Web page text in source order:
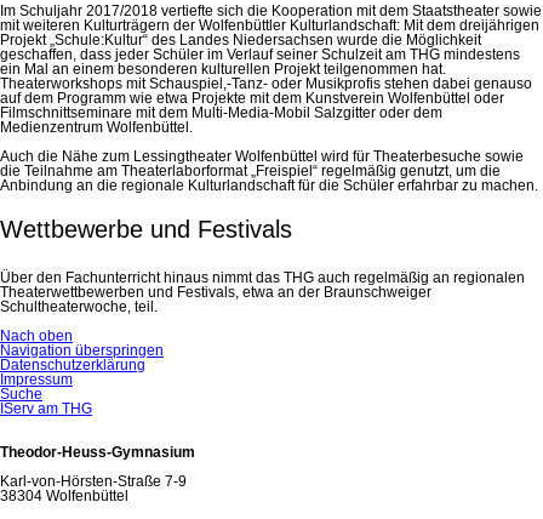
Im Schuljahr 2017/2018 vertiefte sich die Kooperation mit dem Staatstheater sowie
mit weiteren Kulturträgern der Wolfenbüttler Kulturlandschaft: Mit dem dreijährigen
Projekt „Schule:Kultur“ des Landes Niedersachsen wurde die Möglichkeit
geschaffen, dass jeder Schüler im Verlauf seiner Schulzeit am THG mindestens
ein Mal an einem besonderen kulturellen Projekt teilgenommen hat.
Theaterworkshops mit Schauspiel,-Tanz- oder Musikprofis stehen dabei genauso
auf dem Programm wie etwa Projekte mit dem Kunstverein Wolfenbüttel oder
Filmschnittseminare mit dem Multi-Media-Mobil Salzgitter oder dem
Medienzentrum Wolfenbüttel.
Auch die Nähe zum Lessingtheater Wolfenbüttel wird für Theaterbesuche sowie
die Teilnahme am Theaterlaborformat „Freispiel“ regelmäßig genutzt, um die
Anbindung an die regionale Kulturlandschaft für die Schüler erfahrbar zu machen.
Wettbewerbe und Festivals
Über den Fachunterricht hinaus nimmt das THG auch regelmäßig an regionalen
Theaterwettbewerben und Festivals, etwa an der Braunschweiger
Schultheaterwoche, teil.
Nach oben
Navigation überspringen
Datenschutzerklärung
Impressum
Suche
IServ am THG
Theodor-Heuss-Gymnasium
Karl-von-Hörsten-Straße 7-9
38304 Wolfenbüttel